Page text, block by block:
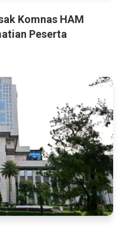
Komnas HAM
Peserta